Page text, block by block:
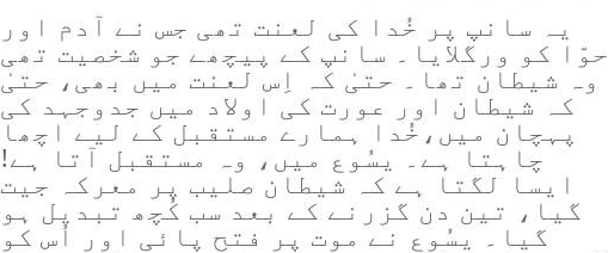
یہ سانپ پر خُدا کی لعنت تھی جس نے آدم اور
حوّا کو ورگلایا۔ سانپ کے پیچھے جو شخصیت تھی
وہ شیطان تھا۔ حتیٰ کہ اِس لعنت میں بھی، حتیٰ
کہ شیطان اور عورت کی اولاد میں جدوجہد کی
پہچان میں،خُدا ہمارے مستقبل کے لیے اچھا
چاہتا ہے۔ یسُوع میں، وہ مستقبل آتا ہے!
ایسا لگتا ہے کہ شیطان صلیب پر معرکہ جیت
گیا، تین دن گزرنے کے بعد سب کُچھ تبدیل ہو
گیا۔ یسُوع نے موت پر فتح پائی اور اُس کو